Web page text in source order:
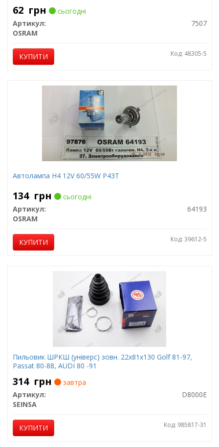
62 грн
сьогодні
Артикул:
7507
OSRAM
КУПИТИ Код: 48305-5
Автолампа H4 12V 60/55W P43T
134 грн
сьогодні
Артикул:
64193
OSRAM
КУПИТИ Код: 39612-5
Пильовик ШРКШ (універс) зовн. 22x81x130 Golf 81-97,
Passat 80-88, AUDI 80 -91
314 грн
завтра
Артикул:
D8000E
SEINSA
КУПИТИ Код: 985817-31